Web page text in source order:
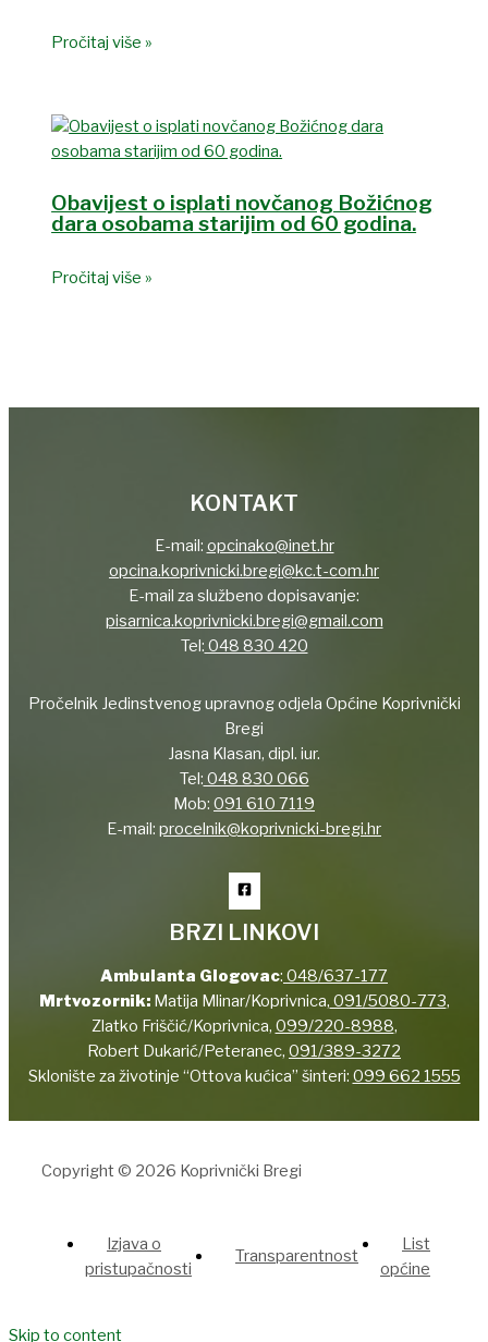
Pročitaj više »
Obavijest o isplati novčanog Božićnog
dara osobama starijim od 60 godina.
Pročitaj više »
KONTAKT
E-mail: opcinako@inet.hr
opcina.koprivnicki.bregi@kc.t-com.hr
E-mail za službeno dopisavanje:
pisarnica.koprivnicki.bregi@gmail.com
Tel: 048 830 420
Pročelnik Jedinstvenog upravnog odjela Općine Koprivnički
Bregi
Jasna Klasan, dipl. iur.
Tel: 048 830 066
Mob: 091 610 7119
E-mail: procelnik@koprivnicki-bregi.hr
BRZI LINKOVI
Ambulanta Glogovac: 048/637-177
Mrtvozornik:Matija Mlinar/Koprivnica, 091/5080-773,
Zlatko Friščić/Koprivnica, 099/220-8988,
Robert Dukarić/Peteranec, 091/389-3272
Sklonište za životinje “Ottova kućica” šinteri: 099 662 1555
Copyright © 2026 Koprivnički Bregi
Izjava o
pristupačnosti
Transparentnost
List
općine
Grandpashabet
Skip to content